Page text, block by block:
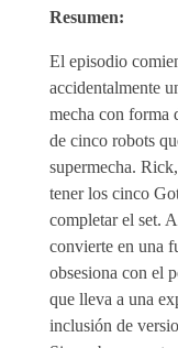
Resumen:
El episodio
accidentalmente
mecha con forma
de cinco robots
supermecha.
tener los cinco
completar el set.
convierte en una
obsesiona con el
que lleva a una
inclusión de